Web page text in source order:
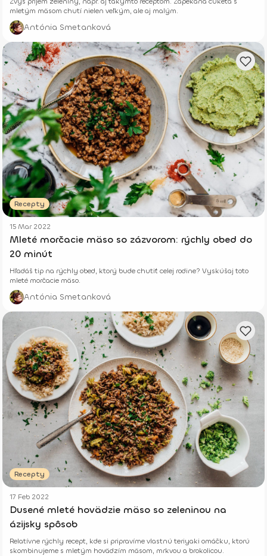
mletým mäsom chutí nielen veľkým, ale aj malým.
Antónia Smetanková
Recepty
15 Mar 2022
Mleté morčacie mäso so zázvorom: rýchly obed do
20 minút
Hľadáš tip na rýchly obed, ktorý bude chutiť celej rodine? Vyskúšaj toto
mleté morčacie mäso.
Antónia Smetanková
Recepty
17 Feb 2022
Dusené mleté hovädzie mäso so zeleninou na
ázijsky spôsob
Relatívne rýchly recept, kde si pripravíme vlastnú teriyaki omáčku, ktorú
skombinujeme s mletým hovädzím mäsom, mrkvou a brokolicou.